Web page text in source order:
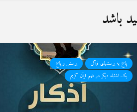
باشد
پاسخ به پرسشهای قرآنی
پرسش و پاسخ
یک اشتباه دیگر در فهم قرآن کریم